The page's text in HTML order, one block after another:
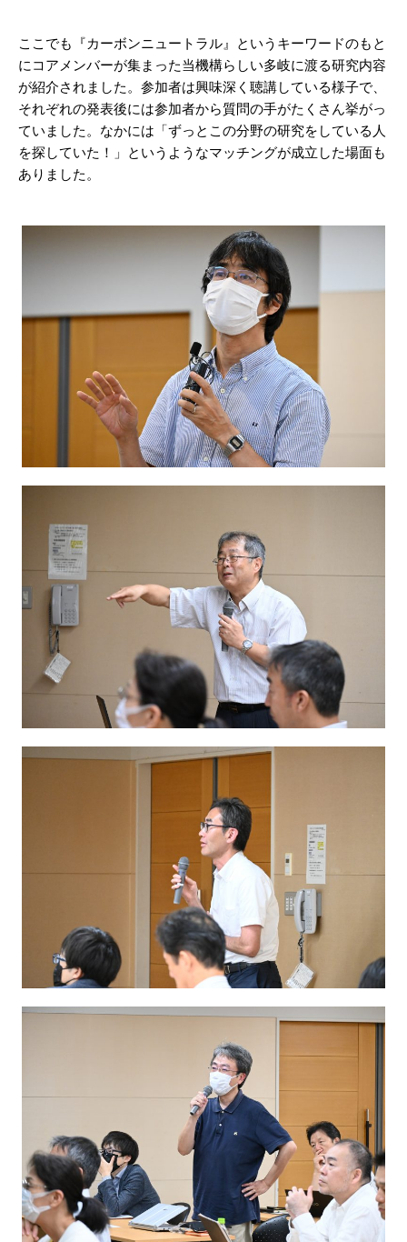
ここでも『カーボンニュートラル』というキーワードのもと
にコアメンバーが集まった当機構らしい多岐に渡る研究内容
が紹介されました。参加者は興味深く聴講している様子で、
それぞれの発表後には参加者から質問の手がたくさん挙がっ
ていました。なかには「ずっとこの分野の研究をしている人
を探していた！」というようなマッチングが成立した場面も
ありました。